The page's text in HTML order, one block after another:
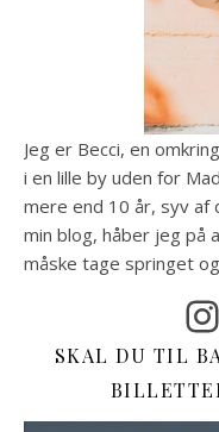
Jeg er Becci, en
i en lille by uden for
mere end 10 år, syv af
min blog, håber jeg på
måske tage springet
SKAL DU TIL